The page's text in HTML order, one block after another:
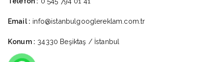
Email : info@istanbulgooglereklam.com.tr
Konum : 34330 Beşiktaş / İstanbul